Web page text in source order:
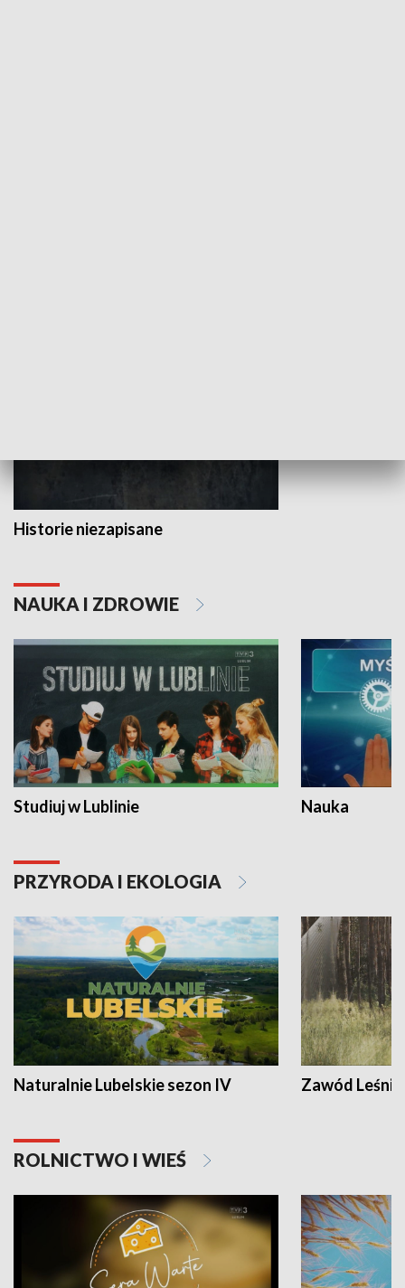
Historie niezapisane
NAUKA I ZDROWIE
Studiuj w Lublinie Nauka
PRZYRODA I EKOLOGIA
Naturalnie Lubelskie sezon IV Zawód Leśnik
ROLNICTWO I WIEŚ